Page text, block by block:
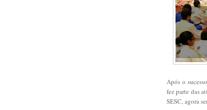
Após o
fez parte das
SESC, agora